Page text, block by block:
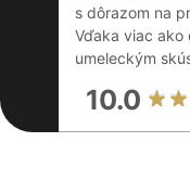
s dôrazom na
Vďaka viac ako
umeleckým
10.0